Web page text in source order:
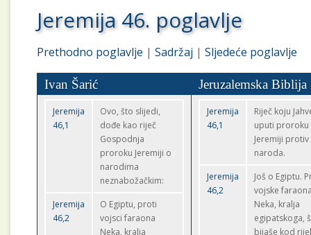
Jeremija 46. poglavlje
Prethodno poglavlje |Sadržaj |Sljedeće poglavlje
Ivan Šarić Jeruzalemska Biblija
Jeremija
46,1
Ovo, što slijedi,
dođe kao riječ
Gospodnja
proroku Jeremiji o
narodima
neznabožačkim:
Jeremija
46,2
O Egiptu, proti
vojsci faraona
Neka, kralja
Jeremija
46,1
Riječ koju
uputi proroku
Jeremiji protiv
naroda.
Jeremija
46,2
Još o Egiptu.
vojske
Neka, kralja
egipatskoga,
bijaše kod